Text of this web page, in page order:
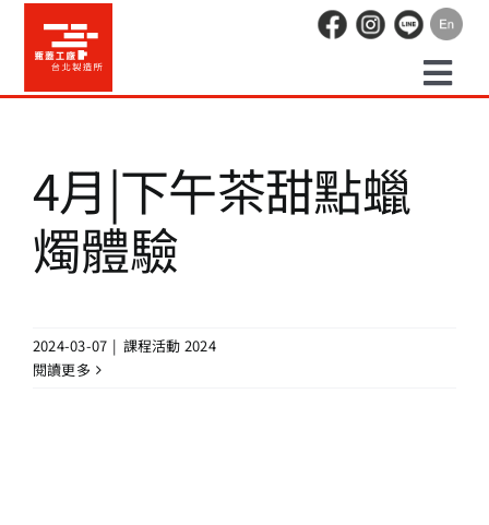
content
場地租借
活動紀錄
職人空間
4月|下午茶甜點蠟
燭體驗
2024-03-07 | 課程活動 2024
閱讀更多